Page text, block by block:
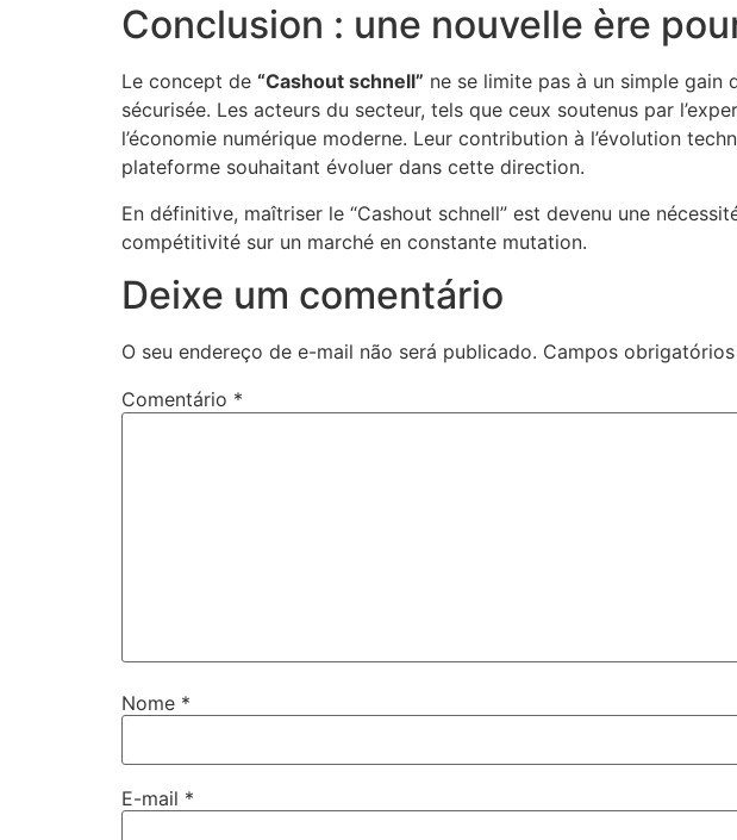
Conclusion : une nouvelle ère
Le concept de “Cashout schnell” ne se limite pas à un simple gain
sécurisée. Les acteurs du secteur, tels que ceux soutenus par
l’économie numérique moderne. Leur contribution à l’évolution
plateforme souhaitant évoluer dans cette direction.
En définitive, maîtriser le “Cashout schnell” est devenu une
compétitivité sur un marché en constante mutation.
Deixe um comentário
O seu endereço de e-mail não será publicado. Campos
Comentário *
Nome *
E-mail *